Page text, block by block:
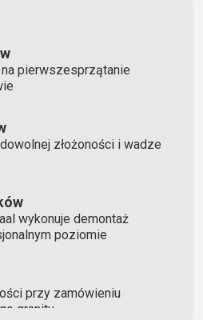
pierwszesprzątanie
złożoności i wadze
wykonuje demontaż
poziomie
przy zamówieniu
granitu